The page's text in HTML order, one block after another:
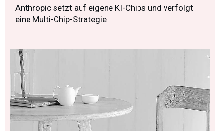
Anthropic setzt auf eigene KI-Chips und verfolgt
eine Multi-Chip-Strategie